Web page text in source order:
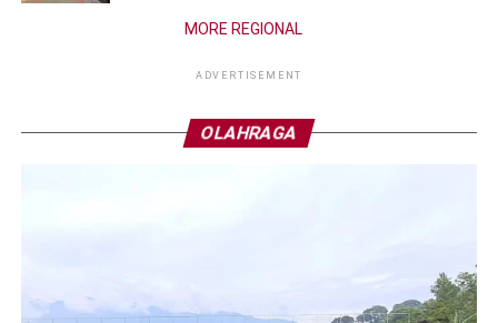
MORE REGIONAL
ADVERTISEMENT
OLAHRAGA